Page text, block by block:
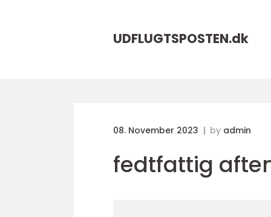
UDFLUGTSPOSTEN.dk
08. November 2023 by admin
fedtfattig